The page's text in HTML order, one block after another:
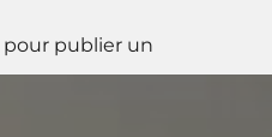
pour publier un